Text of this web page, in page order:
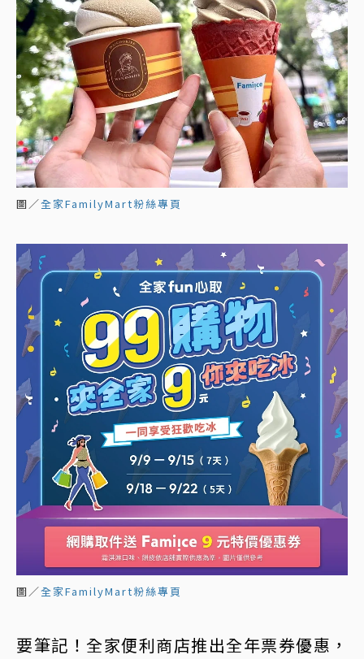
圖／全家FamilyMart粉絲專頁
圖／全家FamilyMart粉絲專頁
要筆記！全家便利商店推出全年票券優惠，